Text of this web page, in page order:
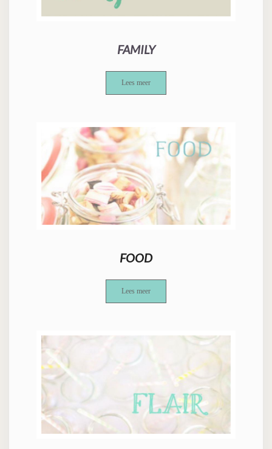
FAMILY
Lees meer
FOOD
Lees meer